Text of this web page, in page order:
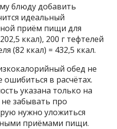
блюду добавить
идеальный
приём пищи для
ккал), 200 г тефтелей
(82 ккал) = 432,5 ккал.
обед не
в расчётах.
указана только на
забывать про
нужно уложиться
приёмами пищи.